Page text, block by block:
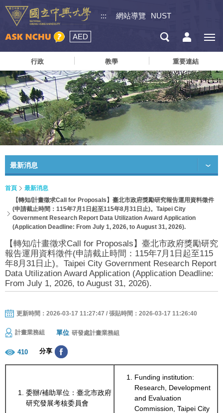
::: 網站導覽 NUST
AED
行政 教學 重要連結
最新消息
首頁
最新消息
【轉知/計畫徵求Call for Proposals】臺北市政府獎勵研究報告運用資料徵件
(申請截止時間：115年7月1日起至115年8月31日止)。Taipei City
Government Research Report Data Utilization Award Application
(Application Deadline: From July 1, 2026, to August 31, 2026).
【轉知/計畫徵求Call for Proposals】臺北市政府獎勵研究
報告運用資料徵件(申請截止時間：115年7月1日起至115
年8月31日止)。Taipei City Government Research Report
Data Utilization Award Application (Application Deadline:
From July 1, 2026, to August 31, 2026).
更新時間：2026-03-17 11:27:47 / 張貼時間：2026-03-17 11:26:40
計畫業務組 單位 研發處計畫業務組
410 分享
委辦/補助單位：臺北市政府
研究發展考核委員會
Funding institution:
Research, Development
and Evaluation
Commission, Taipei City